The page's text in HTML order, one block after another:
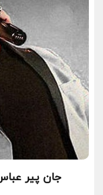
جان پیر